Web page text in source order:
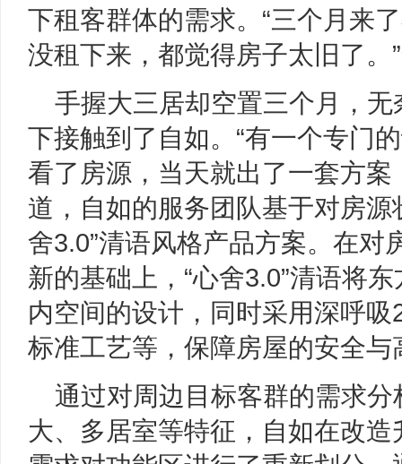
下租客群体的需求。“三个月来
没租下来，都觉得房子太旧了。
手握大三居却空置三个月，
下接触到了自如。“有一个专门
看了房源，当天就出了一套方案
道，自如的服务团队基于对房源
舍3.0”清语风格产品方案。在对
新的基础上，“心舍3.0”清语将
内空间的设计，同时采用深呼
标准工艺等，保障房屋的安全与
通过对周边目标客群的需求
大、多居室等特征，自如在改